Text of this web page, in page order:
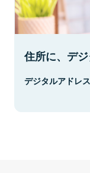
住所に、デジ
デジタルアドレ